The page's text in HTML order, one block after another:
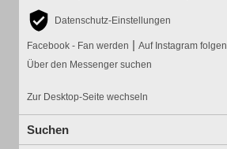
Datenschutz-Einstellungen
Facebook - Fan werden | Auf Instagram folgen
Über den Messenger suchen
Zur Desktop-Seite wechseln
Suchen